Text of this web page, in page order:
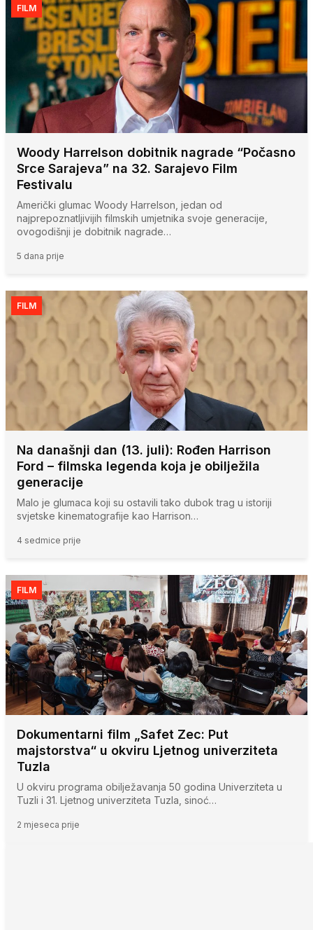
FILM
Woody Harrelson dobitnik nagrade “Počasno
Srce Sarajeva” na 32. Sarajevo Film
Festivalu
Američki glumac Woody Harrelson, jedan od
najprepoznatljivijih filmskih umjetnika svoje generacije,
ovogodišnji je dobitnik nagrade…
5 dana prije
FILM
Na današnji dan (13. juli): Rođen Harrison
Ford – filmska legenda koja je obilježila
generacije
Malo je glumaca koji su ostavili tako dubok trag u istoriji
svjetske kinematografije kao Harrison…
4 sedmice prije
FILM
Dokumentarni film „Safet Zec: Put
majstorstva“ u okviru Ljetnog univerziteta
Tuzla
U okviru programa obilježavanja 50 godina Univerziteta u
Tuzli i 31. Ljetnog univerziteta Tuzla, sinoć…
2 mjeseca prije